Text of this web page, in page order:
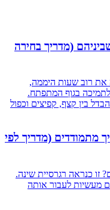
(מדריך בחירה
את רוב שעות היממה,
בגוף המתפתח.
בין קצף, קפיצים וכפול
מתמודדים (מדריך לפי
זו כנראה רגרסיית שינה.
כמה זמן נמשכת, ו-9 דרכים מעשיות לעבור אותה